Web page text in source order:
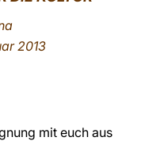
2013
mit euch aus